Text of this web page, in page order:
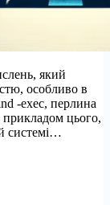
який
особливо в
-exec, перлина
прикладом цього,
системі…